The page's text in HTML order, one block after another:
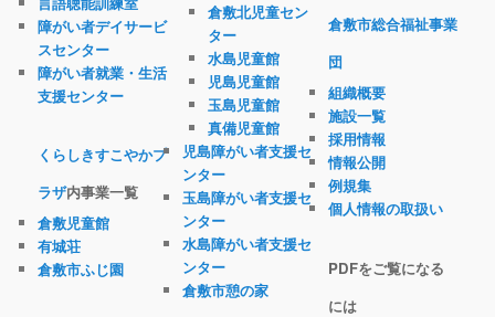
障がい者デイサービ
スセンター
障がい者就業・生活
支援センター
くらしきすこやかプ
ラザ内事業一覧
倉敷児童館
有城荘
倉敷市ふじ園
倉敷北児童セン
ター
水島児童館
児島児童館
玉島児童館
真備児童館
児島障がい者支援セ
ンター
玉島障がい者支援セ
ンター
水島障がい者支援セ
ンター
倉敷市憩の家
倉敷市総合福祉事業
団
組織概要
施設一覧
採用情報
情報公開
例規集
個人情報の取扱い
PDFをご覧になる
には